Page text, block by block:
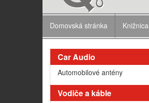
Domovská stránka Knižnica
Car Audio
Automobilové antény
Vodiče a káble